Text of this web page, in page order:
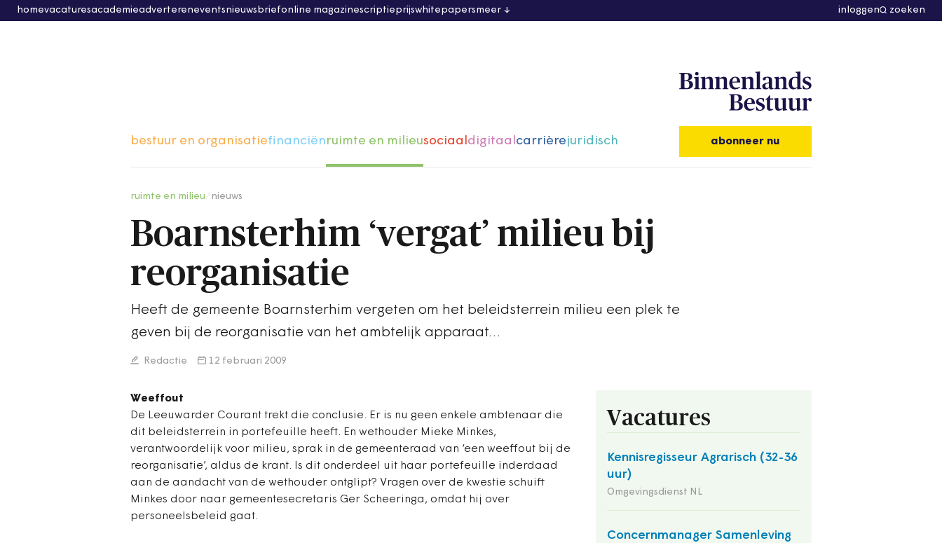
homevacaturesacademieadvertereneventsnieuwsbriefonline magazinescriptieprijswhitepapersmeer inloggen zoeken
bestuur en organisatiefinanciënruimte en milieusociaaldigitaalcarrièrejuridisch abonneer nu
ruimte en milieu nieuws
Boarnsterhim ‘vergat’ milieu bij
reorganisatie
Heeft de gemeente Boarnsterhim vergeten om het beleidsterrein milieu een plek te
geven bij de reorganisatie van het ambtelijk apparaat…
Redactie 12 februari 2009
Weeffout
De Leeuwarder Courant trekt die conclusie. Er is nu geen enkele ambtenaar die
dit beleidsterrein in portefeuille heeft. En wethouder Mieke Minkes,
verantwoordelijk voor milieu, sprak in de gemeenteraad van ‘een weeffout bij de
reorganisatie’, aldus de krant. Is dit onderdeel uit haar portefeuille inderdaad
aan de aandacht van de wethouder ontglipt? Vragen over de kwestie schuift
Minkes door naar gemeentesecretaris Ger Scheeringa, omdat hij over
personeelsbeleid gaat.
Vacatures
Kennisregisseur Agrarisch (32-36
uur)
Omgevingsdienst NL
Concernmanager Samenleving